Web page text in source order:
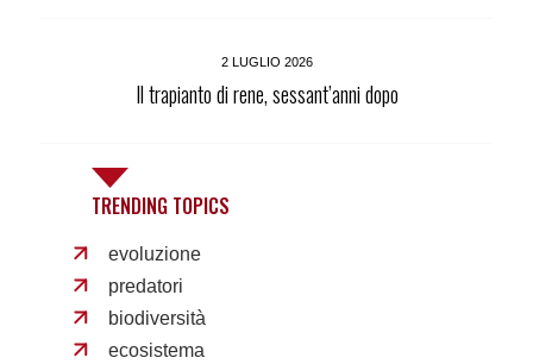
2 LUGLIO 2026
Il trapianto di rene, sessant’anni dopo
TRENDING TOPICS
evoluzione
predatori
biodiversità
ecosistema